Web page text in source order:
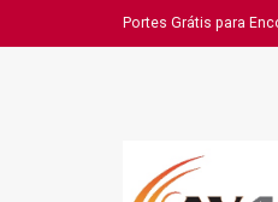
Portes Grátis para